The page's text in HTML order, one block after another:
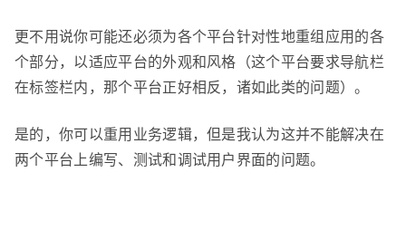
更不用说你可能还必须为各个平台针对性地重组应用的各
个部分，以适应平台的外观和风格（这个平台要求导航栏
在标签栏内，那个平台正好相反，诸如此类的问题）。
是的，你可以重用业务逻辑，但是我认为这并不能解决在
两个平台上编写、测试和调试用户界面的问题。